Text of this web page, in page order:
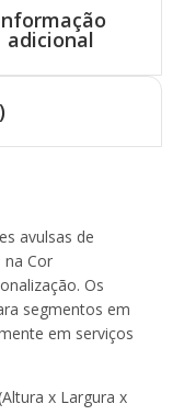
adicional
avulsas de
na Cor
Os
segmentos em
em serviços
x Largura x